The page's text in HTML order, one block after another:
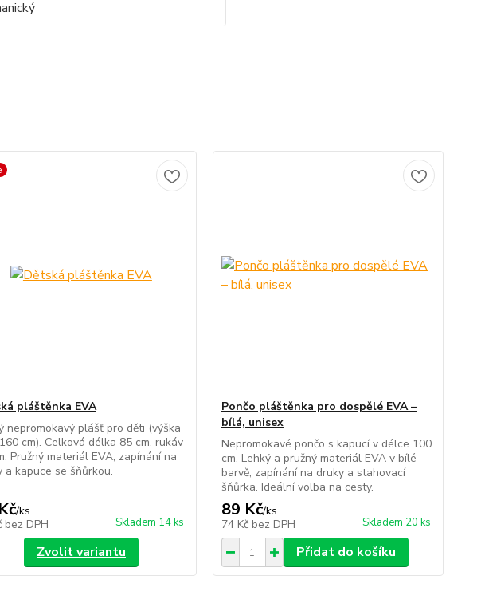
pláštěnka EVA
nepromokavý plášť pro děti (výška
cm). Celková délka 85 cm, rukáv
Pružný materiál EVA, zapínání na
a kapuce se šňůrkou.
/ks
bez DPH Skladem 14 ks
Zvolit variantu
Pončo pláštěnka pro dospělé EVA –
bílá, unisex
Nepromokavé pončo s kapucí v délce 100
cm. Lehký a pružný materiál EVA v bílé
barvě, zapínání na druky a stahovací
šňůrka. Ideální volba na cesty.
89 Kč/ks
74 Kč bez DPH Skladem 20 ks
Přidat do košíku